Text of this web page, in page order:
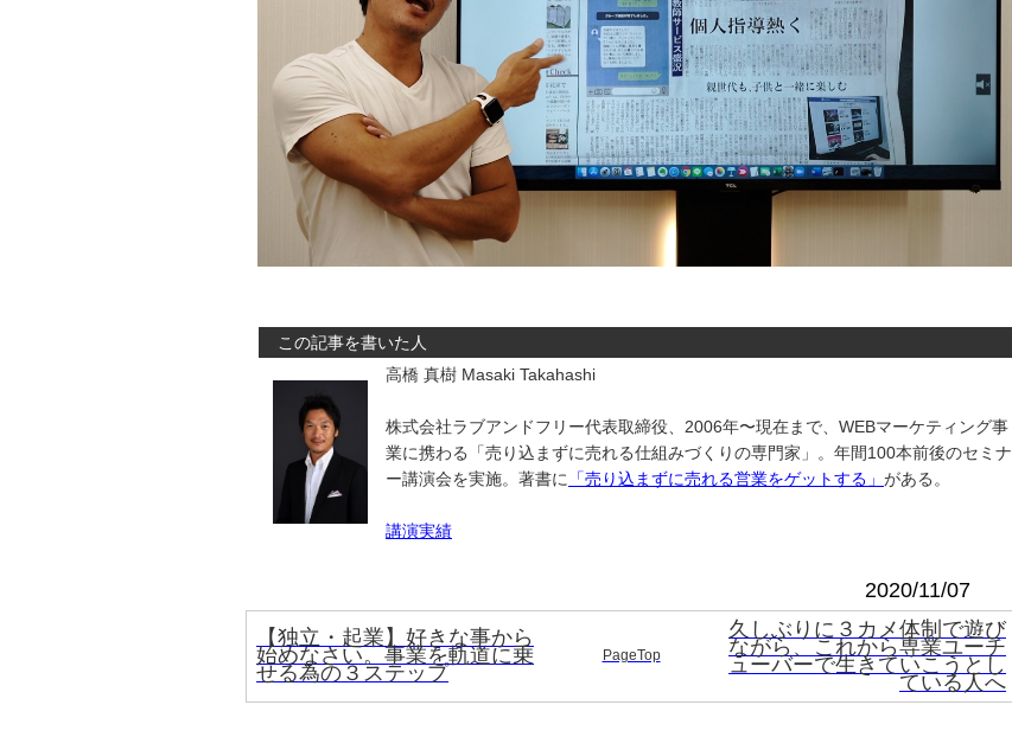
この記事を書いた人
高橋 真樹 Masaki Takahashi
株式会社ラブアンドフリー代表取締役、2006年〜現在まで、WEBマーケティング事
業に携わる「売り込まずに売れる仕組みづくりの専門家」。年間100本前後のセミナ
ー講演会を実施。著書に
「売り込まずに売れる営業をゲットする」 がある。
講演実績
2020/11/07
【独立・起業】好きな事から
始めなさい。事業を軌道に乗
せる為の３ステップ
PageTop
久しぶりに３カメ体制で遊び
ながら、これから専業ユーチ
ューバーで生きていこうとし
ている人へ